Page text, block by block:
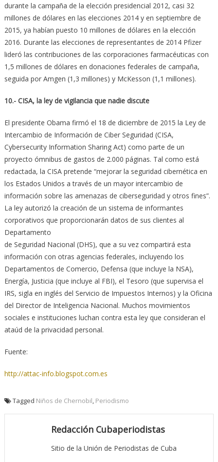
durante la campaña de la elección presidencial 2012, casi 32
millones de dólares en las elecciones 2014 y en septiembre de
2015, ya habían puesto 10 millones de dólares en la elección
2016. Durante las elecciones de representantes de 2014 Pfizer
lideró las contribuciones de las corporaciones farmacéuticas con
1,5 millones de dólares en donaciones federales de campaña,
seguida por Amgen (1,3 millones) y McKesson (1,1 millones).
10.- CISA, la ley de vigilancia que nadie discute
El presidente Obama firmó el 18 de diciembre de 2015 la Ley de
Intercambio de Información de Ciber Seguridad (CISA,
Cybersecurity Information Sharing Act) como parte de un
proyecto ómnibus de gastos de 2.000 páginas. Tal como está
redactada, la CISA pretende “mejorar la seguridad cibernética en
los Estados Unidos a través de un mayor intercambio de
información sobre las amenazas de ciberseguridad y otros fines”.
La ley autorizó la creación de un sistema de informantes
corporativos que proporcionarán datos de sus clientes al
Departamento
de Seguridad Nacional (DHS), que a su vez compartirá esta
información con otras agencias federales, incluyendo los
Departamentos de Comercio, Defensa (que incluye la NSA),
Energía, Justicia (que incluye al FBI), el Tesoro (que supervisa el
IRS, sigla en inglés del Servicio de Impuestos Internos) y la Oficina
del Director de Inteligencia Nacional. Muchos movimientos
sociales e instituciones luchan contra esta ley que consideran el
ataúd de la privacidad personal.
Fuente:
http://attac-info.blogspot.com.es
Tagged Niños de Chernobil, Periodismo
Redacción Cubaperiodistas
Sitio de la Unión de Periodistas de Cuba